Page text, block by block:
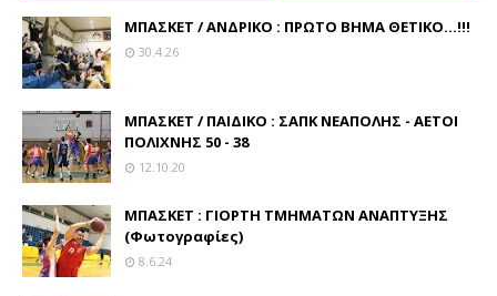
ΜΠΑΣΚΕΤ / ΑΝΔΡΙΚΟ : ΠΡΩΤΟ ΒΗΜΑ ΘΕΤΙΚΟ...!!!
30.4.26
ΜΠΑΣΚΕΤ / ΠΑΙΔΙΚΟ : ΣΑΠΚ ΝΕΑΠΟΛΗΣ - ΑΕΤΟΙ
ΠΟΛΙΧΝΗΣ 50 - 38
12.10.20
ΜΠΑΣΚΕΤ : ΓΙΟΡΤΗ ΤΜΗΜΑΤΩΝ ΑΝΑΠΤΥΞΗΣ
(Φωτογραφίες)
8.6.24